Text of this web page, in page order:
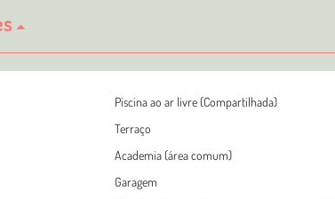
Piscina ao ar livre (Compartilhada)
Terraço
Academia (área comum)
Garagem